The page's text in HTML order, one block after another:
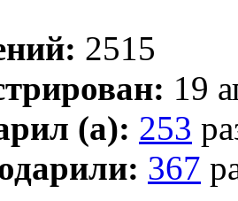
2515
19
(а): 253
367